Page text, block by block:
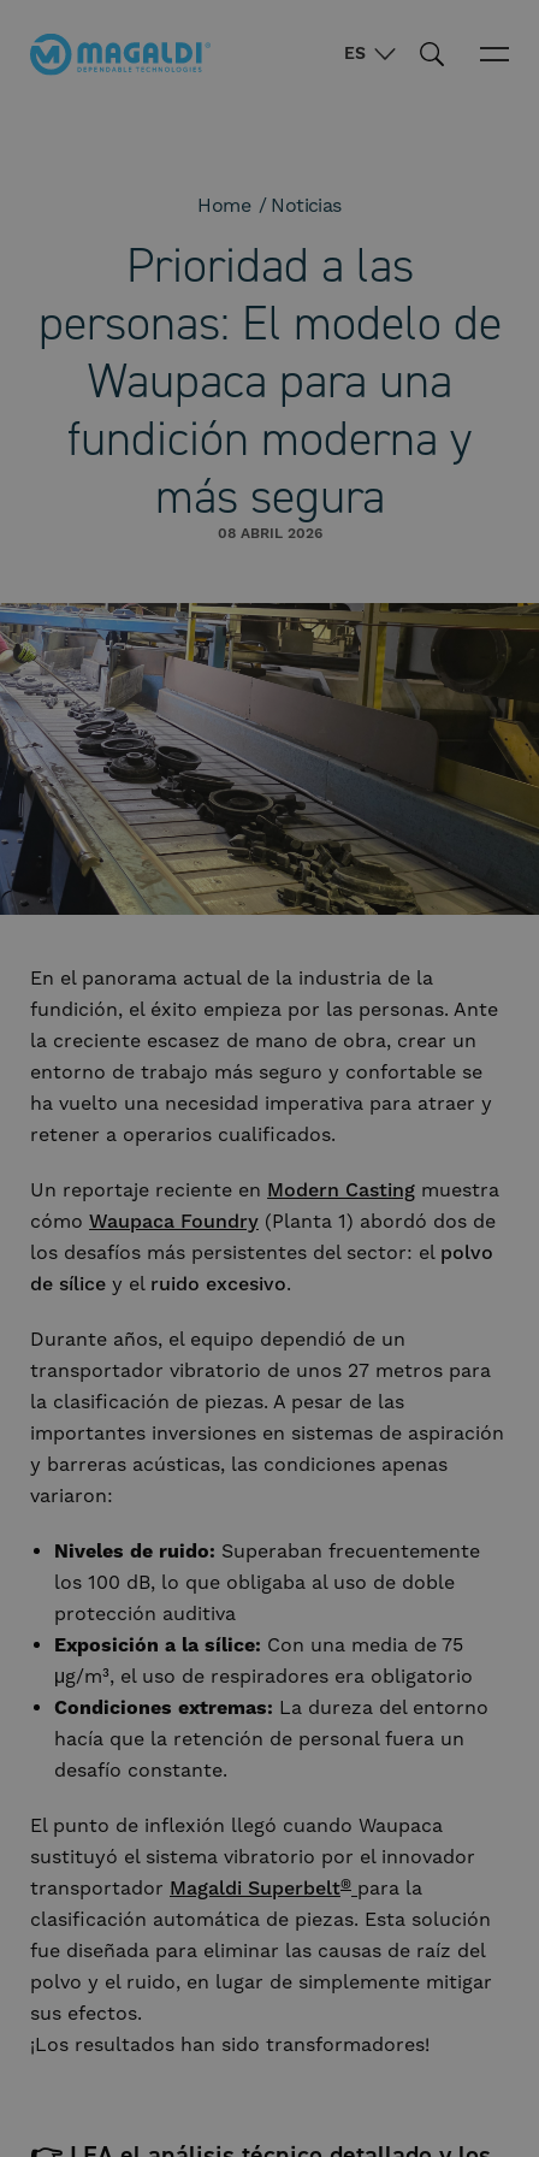
ES
Home Noticias
Prioridad a las
personas: El modelo de
Waupaca para una
fundición moderna y
más segura
08 ABRIL 2026
En el panorama actual de la industria de la
fundición, el éxito empieza por las personas. Ante
la creciente escasez de mano de obra, crear un
entorno de trabajo más seguro y confortable se
ha vuelto una necesidad imperativa para atraer y
retener a operarios cualificados.
Un reportaje reciente en Modern Casting muestra
cómo Waupaca Foundry (Planta 1) abordó dos de
los desafíos más persistentes del sector: el polvo
de sílice y el ruido excesivo.
Durante años, el equipo dependió de un
transportador vibratorio de unos 27 metros para
la clasificación de piezas. A pesar de las
importantes inversiones en sistemas de aspiración
y barreras acústicas, las condiciones apenas
variaron:
Niveles de ruido: Superaban frecuentemente
los 100 dB, lo que obligaba al uso de doble
protección auditiva
Exposición a la sílice: Con una media de 75
μg/m³, el uso de respiradores era obligatorio
Condiciones extremas: La dureza del entorno
hacía que la retención de personal fuera un
desafío constante.
El punto de inflexión llegó cuando Waupaca
sustituyó el sistema vibratorio por el innovador
transportador Magaldi Superbelt® para la
clasificación automática de piezas. Esta solución
fue diseñada para eliminar las causas de raíz del
polvo y el ruido, en lugar de simplemente mitigar
sus efectos.
¡Los resultados han sido transformadores!